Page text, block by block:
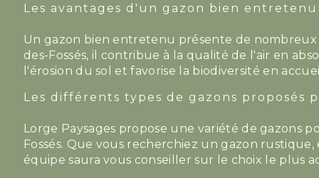
Les avantages d'un gazon bien entretenu
Un gazon bien entretenu présente de
des-Fossés, il contribue à la qualité de l'air en
l'érosion du sol et favorise la biodiversité en
Les différents types de gazons proposés
Lorge Paysages propose une variété de gazons
Fossés. Que vous recherchiez un gazon
équipe saura vous conseiller sur le choix le plus